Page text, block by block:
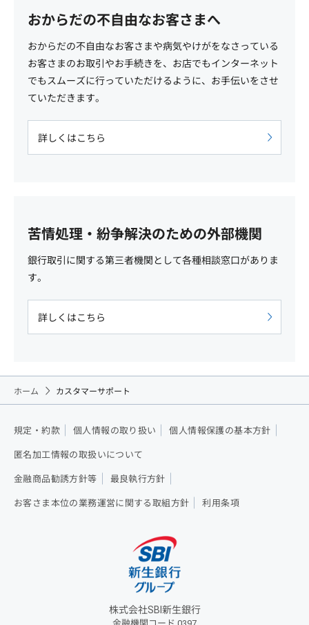
おからだの不自由なお客さまへ
おからだの不自由なお客さまや病気やけがをなさっている
お客さまのお取引やお手続きを、お店でもインターネット
でもスムーズに行っていただけるように、お手伝いをさせ
ていただきます。
詳しくはこちら
苦情処理・紛争解決のための外部機関
銀行取引に関する第三者機関として各種相談窓口がありま
す。
詳しくはこちら
ホーム カスタマーサポート
規定・約款 個人情報の取り扱い 個人情報保護の基本方針
匿名加工情報の取扱いについて
金融商品勧誘方針等 最良執行方針
お客さま本位の業務運営に関する取組方針 利用条項
株式会社SBI新生銀行